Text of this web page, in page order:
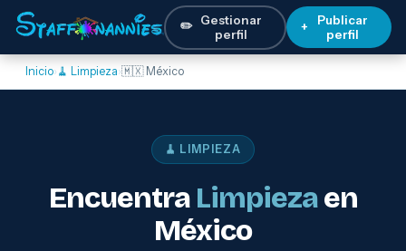
✏️ Gestionar
perfil
+
Publicar
perfil
Inicio› 🧹 Limpieza›🇲🇽 México
🧹 LIMPIEZA
Encuentra Limpiezaen
México